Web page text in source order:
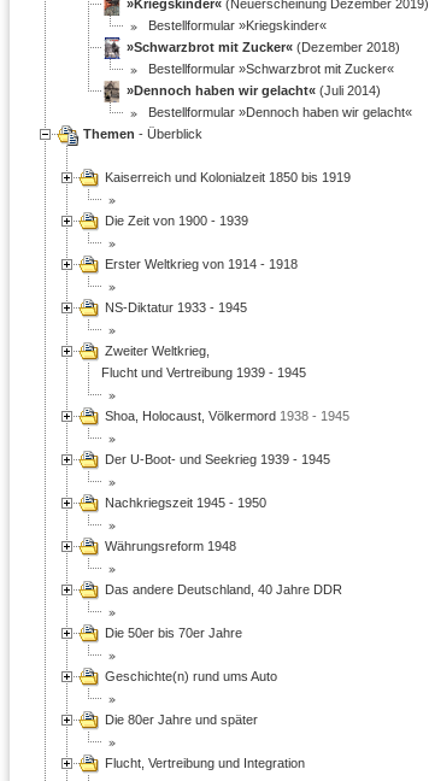
»Kriegskinder« (Neuerscheinung Dezember 2019)
Bestellformular »Kriegskinder«
»Schwarzbrot mit Zucker« (Dezember 2018)
Bestellformular »Schwarzbrot mit Zucker«
»Dennoch haben wir gelacht« (Juli 2014)
Bestellformular »Dennoch haben wir gelacht«
Themen - Überblick
Kaiserreich und Kolonialzeit 1850 bis 1919
Die Zeit von 1900 - 1939
Erster Weltkrieg von 1914 - 1918
NS-Diktatur 1933 - 1945
Zweiter Weltkrieg,
Flucht und Vertreibung 1939 - 1945
Shoa, Holocaust, Völkermord 1938 - 1945
Der U-Boot- und Seekrieg 1939 - 1945
Nachkriegszeit 1945 - 1950
Währungsreform 1948
Das andere Deutschland, 40 Jahre DDR
Die 50er bis 70er Jahre
Geschichte(n) rund ums Auto
Die 80er Jahre und später
Flucht, Vertreibung und Integration